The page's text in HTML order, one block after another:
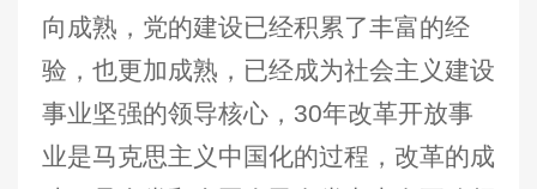
向成熟，党的建设已经积累了丰富的经
验，也更加成熟，已经成为社会主义建设
事业坚强的领导核心，30年改革开放事
业是马克思主义中国化的过程，改革的成